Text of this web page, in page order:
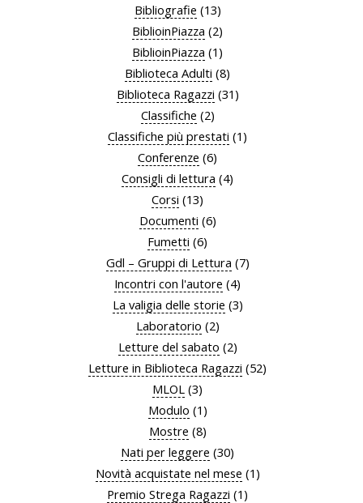
Bibliografie (13)
BiblioinPiazza (2)
BiblioinPiazza (1)
Biblioteca Adulti (8)
Biblioteca Ragazzi (31)
Classifiche (2)
Classifiche più prestati (1)
Conferenze (6)
Consigli di lettura (4)
Corsi (13)
Documenti (6)
Fumetti (6)
Gdl – Gruppi di Lettura (7)
Incontri con l'autore (4)
La valigia delle storie (3)
Laboratorio (2)
Letture del sabato (2)
Letture in Biblioteca Ragazzi (52)
MLOL (3)
Modulo (1)
Mostre (8)
Nati per leggere (30)
Novità acquistate nel mese (1)
Premio Strega Ragazzi (1)